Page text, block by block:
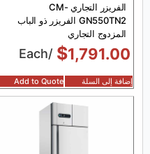
الفريزر التجاري CM-
GN550TN2 الفريزر ذو الباب
المزدوج التجاري
$1,791.00
/Each
إضافة إلى السلة Add to Quote